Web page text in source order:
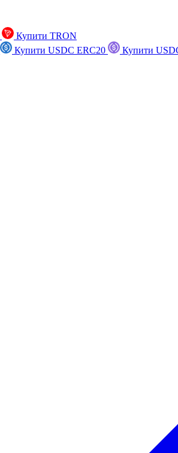
Купити TRON
Купити USDC ERC20
Купити